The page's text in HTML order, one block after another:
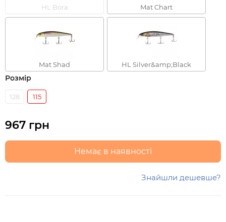
HL Bora Mat Chart
Mat Shad HL Silver&amp;Black
Розмір
128 115
967 грн
Немає в наявності
Знайшли дешевше?